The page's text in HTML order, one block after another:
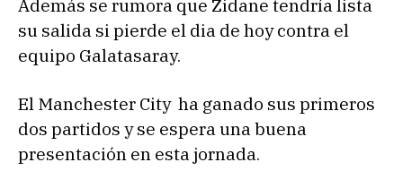
Además se rumora que Zidane tendría lista
su salida si pierde el dia de hoy contra el
equipo Galatasaray.
El Manchester City ha ganado sus primeros
dos partidos y se espera una buena
presentación en esta jornada.